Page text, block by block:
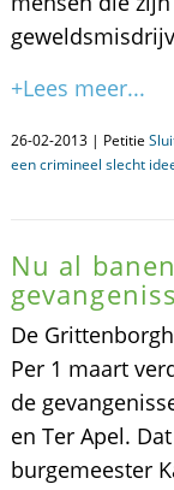
+Lees meer...
26-02-2013 | Petitie
een crimineel slecht
Nu al
De
Per 1 maart
de
en Ter Apel.
burgemeester